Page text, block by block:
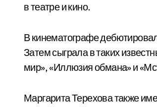
в театре и кино.
В кинематографе
Затем сыграла в таких
мир», «Иллюзия обмана» и
Маргарита Терехова также